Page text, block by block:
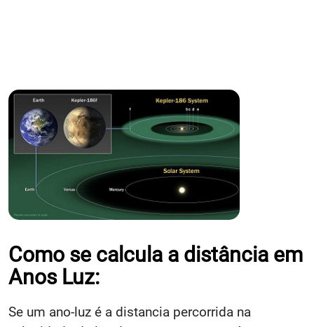
Como se calcula a distância em
Anos Luz:
Se um ano-luz é a distancia percorrida na